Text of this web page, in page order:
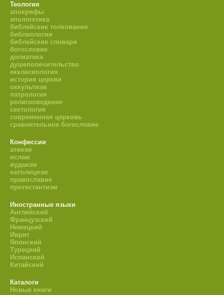
Теология
апокрифы
апологетика
библейские толкования
библиология
библейские словари
богословие
догматика
душепопечительство
екклесиология
история церкви
оккультизм
патрология
религиоведение
сектология
современная церковь
сравнительное богословие
Конфессии
атеизм
ислам
иудаизм
католицизм
православие
протестантизм
Иностранные языки
Английский
Французский
Немецкий
Иврит
Японский
Турецкий
Испанский
Китайский
Каталоги
Новые книги